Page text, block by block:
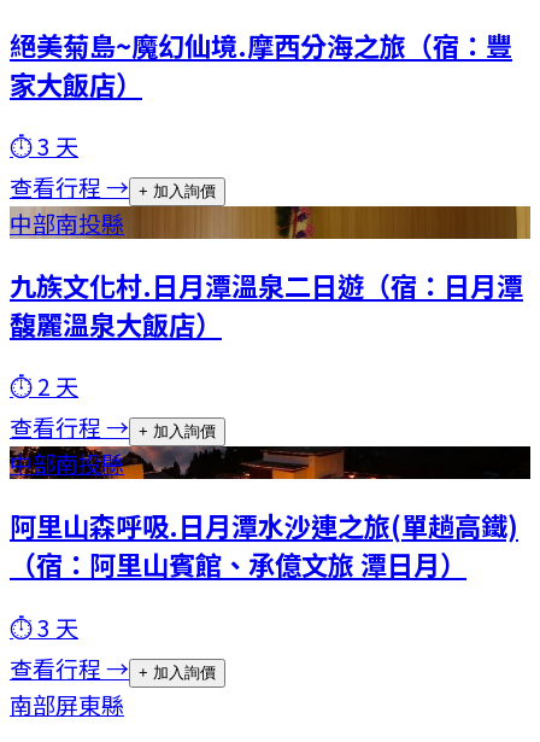
絕美菊島~魔幻仙境.摩西分海之旅（宿：豐
家大飯店）
⏱3 天
查看行程 → + 加入詢價
中部南投縣
九族文化村.日月潭溫泉二日遊（宿：日月潭
馥麗溫泉大飯店）
⏱2 天
查看行程 → + 加入詢價
中部南投縣
阿里山森呼吸.日月潭水沙連之旅(單趟高鐵)
（宿：阿里山賓館、承億文旅 潭日月）
⏱3 天
查看行程 → + 加入詢價
南部屏東縣